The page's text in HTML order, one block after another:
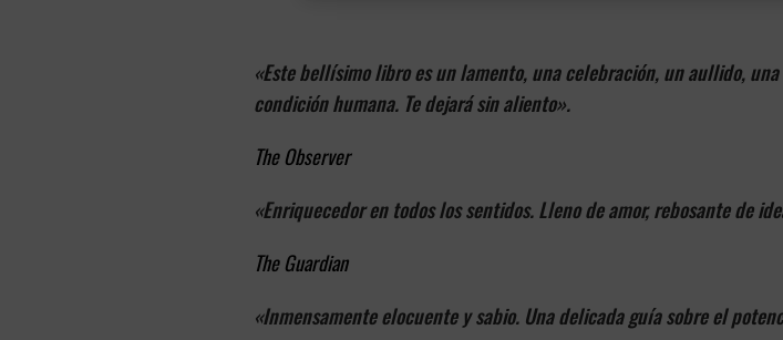
«Este bellísimo libro es un lamento, una celebración, un aullido,
condición humana. Te dejará sin aliento».
The Observer
«Enriquecedor en todos los sentidos. Lleno de amor, rebosante de
The Guardian
«Inmensamente elocuente y sabio. Una delicada guía sobre el